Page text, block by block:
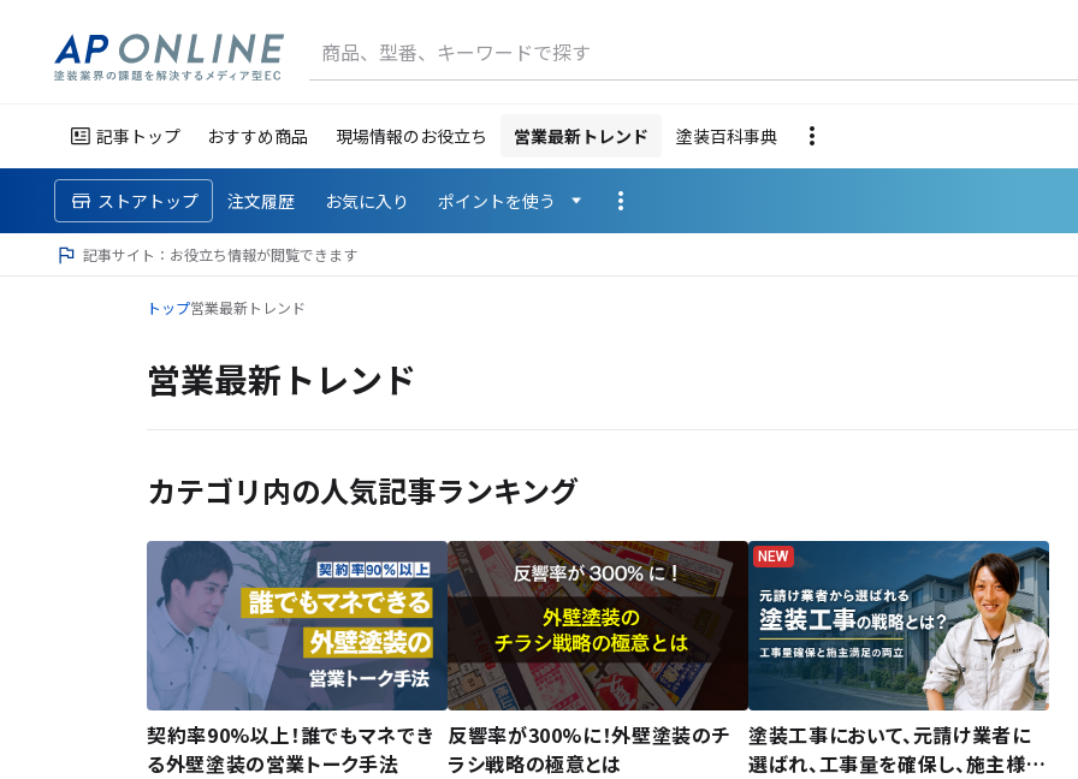
商品、型番、キーワードで探す
記事トップ おすすめ商品 現場情報のお役立ち 営業最新トレンド 塗装百科事典
ストアトップ 注文履歴 お気に入り ポイントを使う
記事サイト：お役立ち情報が閲覧できます
トップ営業最新トレンド
営業最新トレンド
カテゴリ内の人気記事ランキング
契約率90%以上！誰でもマネでき
る外壁塗装の営業トーク手法
反響率が300%に！外壁塗装のチ
ラシ戦略の極意とは
塗装工事において、元請け業者に
選ばれ、工事量を確保し、施主様に